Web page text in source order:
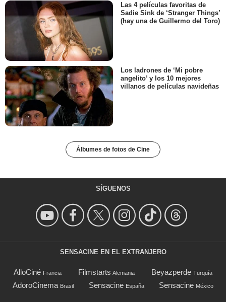
Las 4 películas favoritas de
Sadie Sink de ‘Stranger Things’
(hay una de Guillermo del Toro)
Los ladrones de ‘Mi pobre
angelito’ y los 10 mejores
villanos de películas navideñas
Álbumes de fotos de Cine
SÍGUENOS
SENSACINE EN EL EXTRANJERO
AlloCiné Francia Filmstarts Alemania Beyazperde Turquía
AdoroCinema Brasil Sensacine España Sensacine México